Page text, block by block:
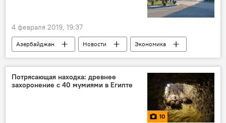
4 февраля 2019, 19:37
Азербайджан Новости Экономика
Потрясающая находка: древнее
захоронение с 40 мумиями в Египте
10